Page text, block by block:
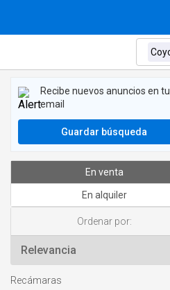
Recibe nuevos anuncios en tu
email
Guardar búsqueda
En venta
En alquiler
Ordenar por:
Recámaras